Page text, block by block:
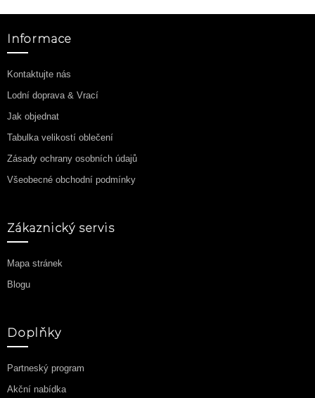
Informace
Kontaktujte nás
Lodní doprava & Vrací
Jak objednat
Tabulka velikostí oblečení
Zásady ochrany osobních údajů
Všeobecné obchodní podmínky
Zákaznický servis
Mapa stránek
Blogu
Doplňky
Partneský program
Akční nabídka